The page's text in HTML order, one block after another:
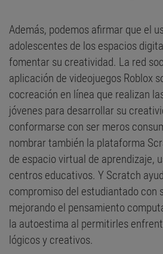
Además, podemos afirmar que el
adolescentes de los espacios
fomentar su creatividad. La red
aplicación de videojuegos Roblox
cocreación en línea que realizan
jóvenes para desarrollar su
conformarse con ser meros
nombrar también la plataforma
de espacio virtual de aprendizaje,
centros educativos. Y Scratch
compromiso del estudiantado con
mejorando el pensamiento
la autoestima al permitirles
lógicos y creativos.